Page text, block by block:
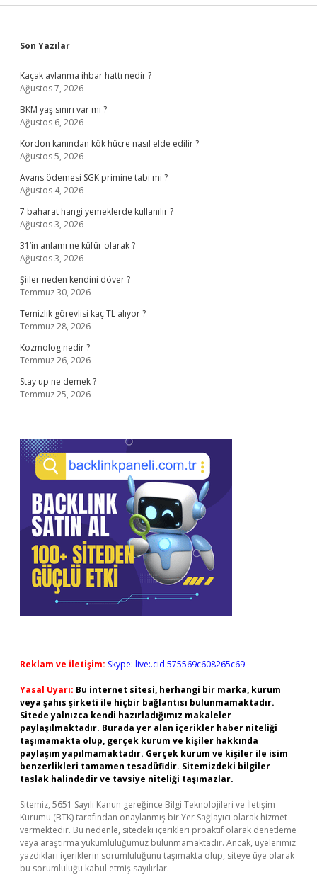
Sidebar
Son Yazılar
Kaçak avlanma ihbar hattı nedir ?
Ağustos 7, 2026
BKM yaş sınırı var mı ?
Ağustos 6, 2026
Kordon kanından kök hücre nasıl elde edilir ?
Ağustos 5, 2026
Avans ödemesi SGK primine tabi mi ?
Ağustos 4, 2026
7 baharat hangi yemeklerde kullanılır ?
Ağustos 3, 2026
31’in anlamı ne küfür olarak ?
Ağustos 3, 2026
Şiiler neden kendini döver ?
Temmuz 30, 2026
Temizlik görevlisi kaç TL alıyor ?
Temmuz 28, 2026
Kozmolog nedir ?
Temmuz 26, 2026
Stay up ne demek ?
Temmuz 25, 2026
Reklam ve İletişim: Skype: live:.cid.575569c608265c69
Yasal Uyarı: Bu internet sitesi, herhangi bir marka, kurum
veya şahıs şirketi ile hiçbir bağlantısı bulunmamaktadır.
Sitede yalnızca kendi hazırladığımız makaleler
paylaşılmaktadır. Burada yer alan içerikler haber niteliği
taşımamakta olup, gerçek kurum ve kişiler hakkında
paylaşım yapılmamaktadır. Gerçek kurum ve kişiler ile isim
benzerlikleri tamamen tesadüfidir. Sitemizdeki bilgiler
taslak halindedir ve tavsiye niteliği taşımazlar.
Sitemiz, 5651 Sayılı Kanun gereğince Bilgi Teknolojileri ve İletişim
Kurumu (BTK) tarafından onaylanmış bir Yer Sağlayıcı olarak hizmet
vermektedir. Bu nedenle, sitedeki içerikleri proaktif olarak denetleme
veya araştırma yükümlülüğümüz bulunmamaktadır. Ancak, üyelerimiz
yazdıkları içeriklerin sorumluluğunu taşımakta olup, siteye üye olarak
bu sorumluluğu kabul etmiş sayılırlar.